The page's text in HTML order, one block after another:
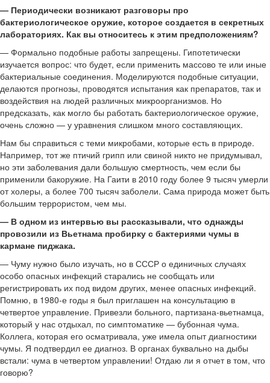
— Периодически возникают разговоры про
бактериологическое оружие, которое создается в секретных
лабораториях. Как вы относитесь к этим предположениям?
— Формально подобные работы запрещены. Гипотетически
изучается вопрос: что будет, если применить массово те или иные
бактериальные соединения. Моделируются подобные ситуации,
делаются прогнозы, проводятся испытания как препаратов, так и
воздействия на людей различных микроорганизмов. Но
предсказать, как могло бы работать бактериологическое оружие,
очень сложно — у уравнения слишком много составляющих.
Нам бы справиться с теми микробами, которые есть в природе.
Например, тот же птичий грипп или свиной никто не придумывал,
но эти заболевания дали большую смертность, чем если бы
применили бакоружие. На Гаити в 2010 году более 9 тысяч умерли
от холеры, а более 700 тысяч заболели. Сама природа может быть
большим террористом, чем мы.
— В одном из интервью вы рассказывали, что однажды
провозили из Вьетнама пробирку с бактериями чумы в
кармане пиджака.
— Чуму нужно было изучать, но в СССР о единичных случаях
особо опасных инфекций старались не сообщать или
регистрировать их под видом других, менее опасных инфекций.
Помню, в 1980-е годы я был приглашен на консультацию в
четвертое управление. Привезли больного, партизана-вьетнамца,
который у нас отдыхал, по симптоматике — бубонная чума.
Коллега, которая его осматривала, уже имела опыт диагностики
чумы. Я подтвердил ее диагноз. В органах буквально на дыбы
встали: чума в четвертом управлении! Отдаю ли я отчет в том, что
говорю?